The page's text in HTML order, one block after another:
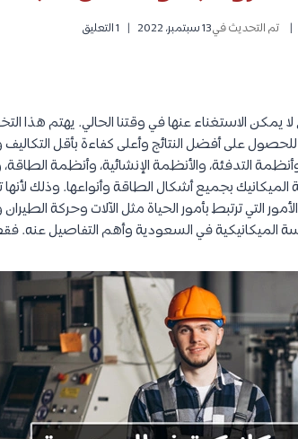
تم التحديث في13 سبتمبر، 2022 1 التعليق
يمكن الاستغناء عنها في وقتنا الحالي. يهتم هذا
على أفضل النتائج وأعلى كفاءة بأقل
التدفئة، والأنظمة الإنشائية، وأنظمة
بجميع أشكال الطاقة وأنواعها. وذلك لأنها
ترتبط بأمور الحياة مثل الآلات وحركة الطيران
في السعودية وأهم التفاصيل عنه.